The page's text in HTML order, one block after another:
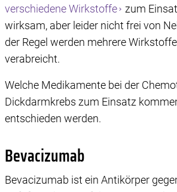
verschiedene Wirkstoffe
zum
wirksam, aber leider nicht frei von
der Regel werden mehrere
verabreicht.
Welche Medikamente bei der
Dickdarmkrebs zum Einsatz
entschieden werden.
Bevacizumab
Bevacizumab ist ein Antikörper